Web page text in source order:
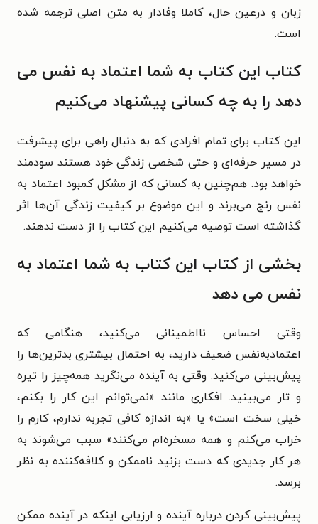
زبان و درعین حال، کاملا وفادار به متن اصلی ترجمه شده
است.
کتاب این کتاب به شما اعتماد به نفس می
دهد را به چه کسانی پیشنهاد می‌کنیم
این کتاب برای تمام افرادی که به دنبال راهی برای پیشرفت
در مسیر حرفه‌ای و حتی شخصی زندگی خود هستند سودمند
خواهد بود. هم‌چنین به کسانی که از مشکل کمبود اعتماد به
نفس رنج می‌برند و این موضوع بر کیفیت زندگی آن‌ها اثر
گذاشته است توصیه می‌کنیم این کتاب را از دست ندهند.
بخشی از کتاب این کتاب به شما اعتماد به
نفس می دهد
وقتی احساس نااطمینانی می‌کنید، هنگامی که
اعتمادبه‌نفس ضعیف دارید، به احتمال بیشتری بدترین‌ها را
پیش‌بینی می‌کنید. وقتی به آینده می‌نگرید همه‌چیز را تیره
و تار می‌بینید. افکاری مانند «نمی‌توانم این کار را بکنم،
خیلی سخت است» یا «به اندازه کافی تجربه ندارم، کارم را
خراب می‌کنم و همه مسخره‌ام می‌کنند» سبب می‌شوند به
هر کار جدیدی که دست بزنید ناممکن و کلافه‌کننده به نظر
برسد.
پیش‌بینی کردن درباره آینده و ارزیابی اینکه در آینده ممکن